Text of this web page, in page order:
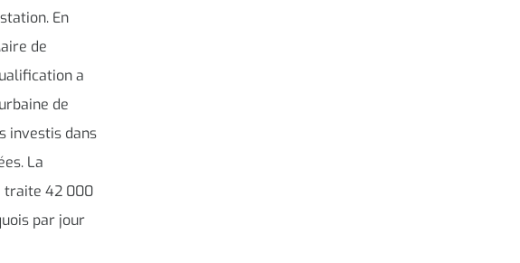
En
de
a
de
investis dans
La
traite 42 000
par jour